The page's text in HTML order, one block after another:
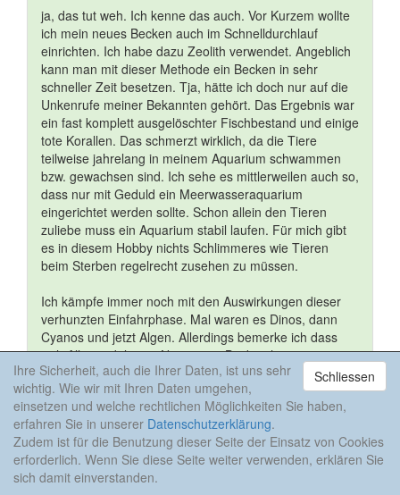
ja, das tut weh. Ich kenne das auch. Vor Kurzem wollte
ich mein neues Becken auch im Schnelldurchlauf
einrichten. Ich habe dazu Zeolith verwendet. Angeblich
kann man mit dieser Methode ein Becken in sehr
schneller Zeit besetzen. Tja, hätte ich doch nur auf die
Unkenrufe meiner Bekannten gehört. Das Ergebnis war
ein fast komplett ausgelöschter Fischbestand und einige
tote Korallen. Das schmerzt wirklich, da die Tiere
teilweise jahrelang in meinem Aquarium schwammen
bzw. gewachsen sind. Ich sehe es mittlerweilen auch so,
dass nur mit Geduld ein Meerwasseraquarium
eingerichtet werden sollte. Schon allein den Tieren
zuliebe muss ein Aquarium stabil laufen. Für mich gibt
es in diesem Hobby nichts Schlimmeres wie Tieren
beim Sterben regelrecht zusehen zu müssen.
Ich kämpfe immer noch mit den Auswirkungen dieser
verhunzten Einfahrphase. Mal waren es Dinos, dann
Cyanos und jetzt Algen. Allerdings bemerke ich dass
sich Alles stabilisiert. Naja, mein Becken hat jetzt etwa
ein dreiviertel Jahr Einfahrphase benötigt...
Anzeige
Schliessen
Ihre Sicherheit, auch die Ihrer Daten, ist uns sehr
wichtig. Wie wir mit Ihren Daten umgehen,
einsetzen und welche rechtlichen Möglichkeiten Sie haben,
erfahren Sie in unserer Datenschutzerklärung.
Zudem ist für die Benutzung dieser Seite der Einsatz von Cookies
erforderlich. Wenn Sie diese Seite weiter verwenden, erklären Sie
sich damit einverstanden.